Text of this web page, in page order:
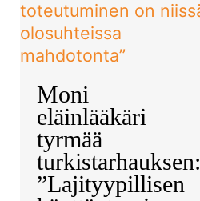
Moni
eläinlääkäri
tyrmää
turkistarhauksen:
”Lajityypillisen